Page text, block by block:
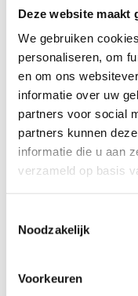
Deze website maakt
We gebruiken
personaliseren, om
en om ons
informatie over uw
partners voor social
partners kunnen
informatie die u aan
verzameld op basis
Noodzakelijk
Voorkeuren